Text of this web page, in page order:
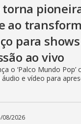
torna
ao
para
ao vivo
o ‘Palco Mundo
e vídeo para
08/2026